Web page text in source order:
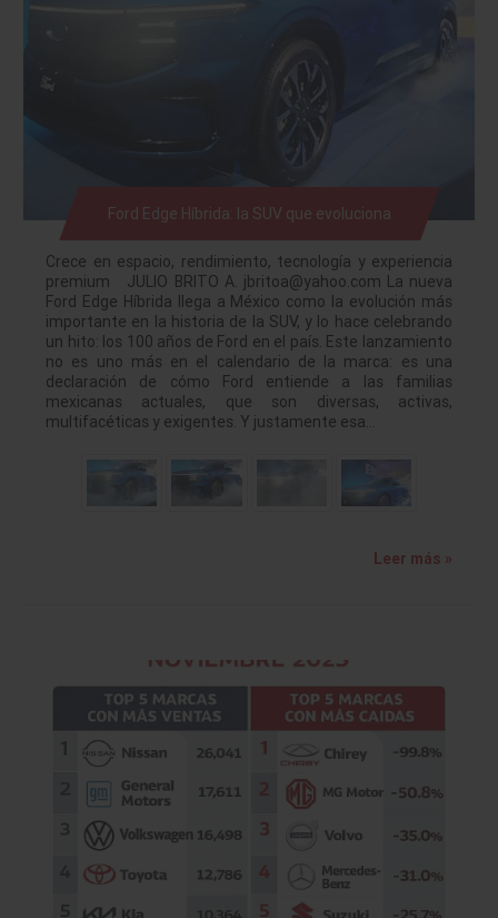
Ford Edge Híbrida: la SUV que evoluciona
Crece en espacio, rendimiento, tecnología y experiencia
premium JULIO BRITO A. jbritoa@yahoo.com La nueva
Ford Edge Híbrida llega a México como la evolución más
importante en la historia de la SUV, y lo hace celebrando
un hito: los 100 años de Ford en el país. Este lanzamiento
no es uno más en el calendario de la marca: es una
declaración de cómo Ford entiende a las familias
mexicanas actuales, que son diversas, activas,
multifacéticas y exigentes. Y justamente esa…
Leer más »